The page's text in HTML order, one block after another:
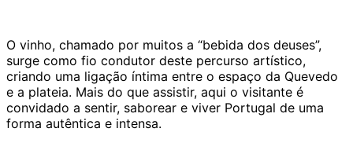
O vinho, chamado por muitos a “bebida dos deuses”,
surge como fio condutor deste percurso artístico,
criando uma ligação íntima entre o espaço da Quevedo
e a plateia. Mais do que assistir, aqui o visitante é
convidado a sentir, saborear e viver Portugal de uma
forma autêntica e intensa.